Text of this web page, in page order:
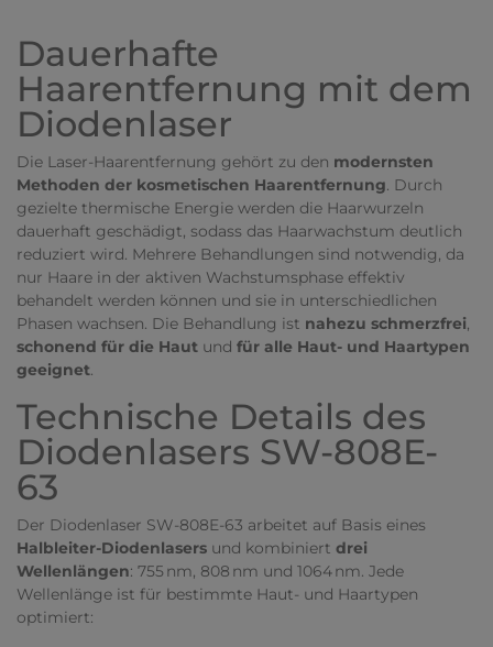
Dauerhafte
Haarentfernung mit dem
Diodenlaser
Die Laser-Haarentfernung gehört zu den modernsten
Methoden der kosmetischen Haarentfernung. Durch
gezielte thermische Energie werden die Haarwurzeln
dauerhaft geschädigt, sodass das Haarwachstum deutlich
reduziert wird. Mehrere Behandlungen sind notwendig, da
nur Haare in der aktiven Wachstumsphase effektiv
behandelt werden können und sie in unterschiedlichen
Phasen wachsen. Die Behandlung ist nahezu schmerzfrei,
schonend für die Haut und für alle Haut- und Haartypen
geeignet.
Technische Details des
Diodenlasers SW-808E-
63
Der Diodenlaser SW-808E-63 arbeitet auf Basis eines
Halbleiter-Diodenlasers und kombiniert drei
Wellenlängen: 755 nm, 808 nm und 1064 nm. Jede
Wellenlänge ist für bestimmte Haut- und Haartypen
optimiert: